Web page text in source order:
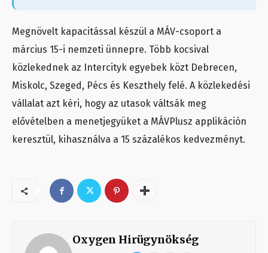
Megnövelt kapacitással készül a MÁV-csoport a
március 15-i nemzeti ünnepre. Több kocsival
közlekednek az Intercityk egyebek közt Debrecen,
Miskolc, Szeged, Pécs és Keszthely felé. A közlekedési
vállalat azt kéri, hogy az utasok váltsák meg
elővételben a menetjegyüket a MÁVPlusz applikáción
keresztül, kihasználva a 15 százalékos kedvezményt.
Oxygen Hirügynökség